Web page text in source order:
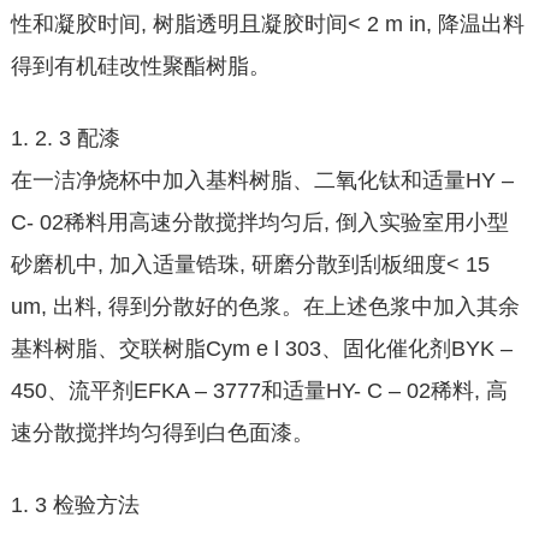
性和凝胶时间, 树脂透明且凝胶时间< 2 m in, 降温出料
得到有机硅改性聚酯树脂。
1. 2. 3 配漆
在一洁净烧杯中加入基料树脂、二氧化钛和适量HY –
C- 02稀料用高速分散搅拌均匀后, 倒入实验室用小型
砂磨机中, 加入适量锆珠, 研磨分散到刮板细度< 15
um, 出料, 得到分散好的色浆。在上述色浆中加入其余
基料树脂、交联树脂Cym e l 303、固化催化剂BYK –
450、流平剂EFKA – 3777和适量HY- C – 02稀料, 高
速分散搅拌均匀得到白色面漆。
1. 3 检验方法